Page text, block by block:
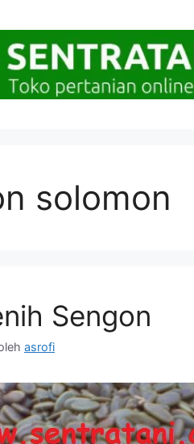
solomon
Sengon
asrofi